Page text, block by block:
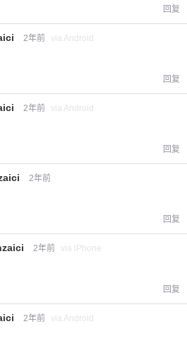
回复
2年前 via Android
回复
2年前 via Android
回复
2年前
回复
2年前 via iPhone
回复
2年前 via Android